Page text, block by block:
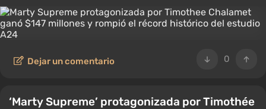
0
Dejar un comentario
‘Marty Supreme’ protagonizada por Timothée